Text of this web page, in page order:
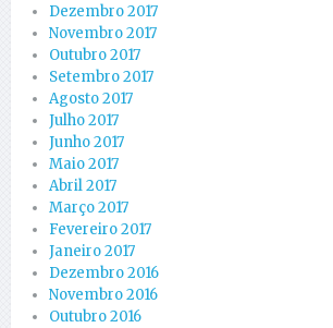
Dezembro 2017
Novembro 2017
Outubro 2017
Setembro 2017
Agosto 2017
Julho 2017
Junho 2017
Maio 2017
Abril 2017
Março 2017
Fevereiro 2017
Janeiro 2017
Dezembro 2016
Novembro 2016
Outubro 2016